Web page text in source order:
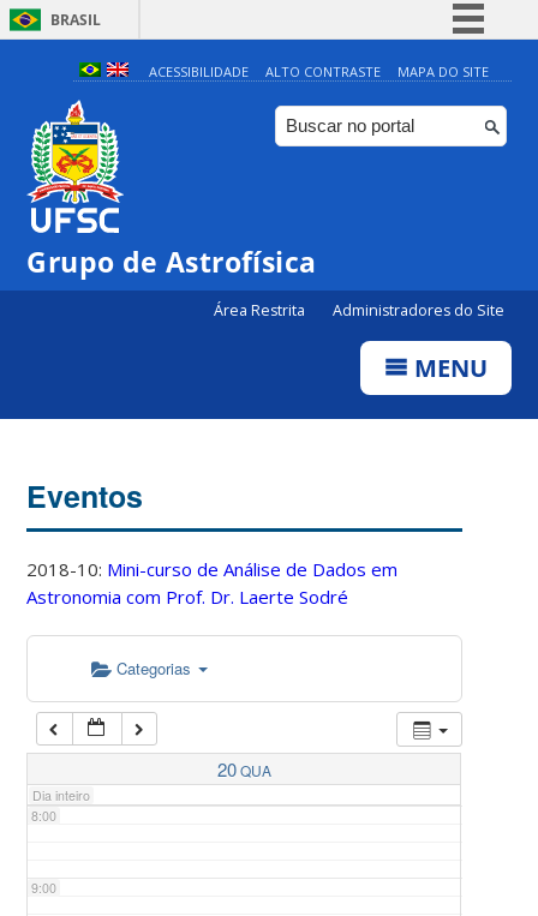
BRASIL
Simplifique!
Comunica BR
Participe
ACESSIBILIDADE ALTO CONTRASTE MAPA DO SITE
Grupo de Astrofísica
Área Restrita Administradores do Site
MENU
Eventos
2018-10: Mini-curso de Análise de Dados em
Astronomia com Prof. Dr. Laerte Sodré
Categorias
20QUA
Dia inteiro
4:00
5:00
7:00
8:00
9:00